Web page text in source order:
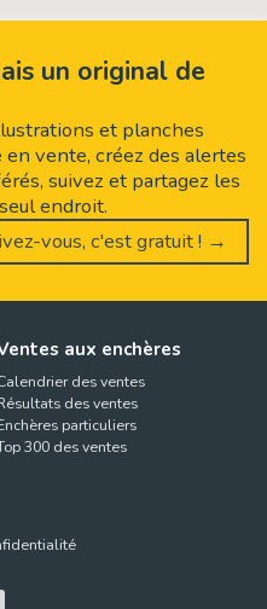
un original de
et planches
vente, créez des alertes
suivez et partagez les
endroit.
vous, c'est gratuit ! →
aux enchères
des ventes
des ventes
particuliers
300 des ventes